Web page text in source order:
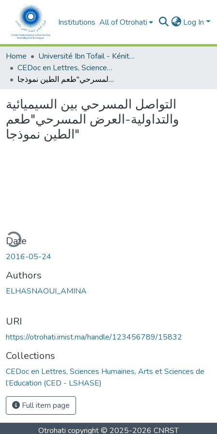
Institutions All of Otrohati Log In
Home
Université Ibn Tofail - Kénitra
CEDoc en Lettres, Sciences Humaines, Arts et Sciences de l’Education (CED - LSHASE)
التواصل المسرحي بين السيميائية والتداولية-العرض المسرحي"طعم الطين نموذجا"
التواصل المسرحي بين السيميائية
والتداولية-العرض المسرحي"طعم
الطين نموذجا"
Date
2016-05-24
Authors
ELHASNAOUI_AMINA
URI
https://otrohati.imist.ma/handle/123456789/15832
Collections
CEDoc en Lettres, Sciences Humaines, Arts et Sciences de
l’Education (CED - LSHASE)
Full item page
Otrohati copyright © 2025-2026 CNRST